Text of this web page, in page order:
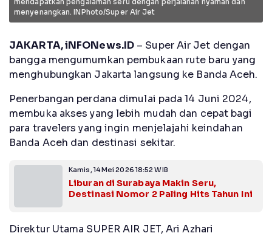
menyenangkan. INPhoto/Super Air Jet
JAKARTA, iNFONews.ID – Super Air Jet dengan
bangga mengumumkan pembukaan rute baru yang
menghubungkan Jakarta langsung ke Banda Aceh.
Penerbangan perdana dimulai pada 14 Juni 2024,
membuka akses yang lebih mudah dan cepat bagi
para travelers yang ingin menjelajahi keindahan
Banda Aceh dan destinasi sekitar.
Kamis, 14 Mei 2026 18:52 WIB
Liburan di Surabaya Makin Seru,
Destinasi Nomor 2 Paling Hits Tahun Ini
Direktur Utama SUPER AIR JET, Ari Azhari